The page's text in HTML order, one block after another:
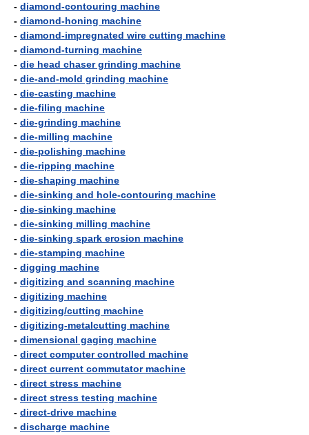
- diamond-contouring machine
- diamond-honing machine
- diamond-impregnated wire cutting machine
- diamond-turning machine
- die head chaser grinding machine
- die-and-mold grinding machine
- die-casting machine
- die-filing machine
- die-grinding machine
- die-milling machine
- die-polishing machine
- die-ripping machine
- die-shaping machine
- die-sinking and hole-contouring machine
- die-sinking machine
- die-sinking milling machine
- die-sinking spark erosion machine
- die-stamping machine
- digging machine
- digitizing and scanning machine
- digitizing machine
- digitizing/cutting machine
- digitizing-metalcutting machine
- dimensional gaging machine
- direct computer controlled machine
- direct current commutator machine
- direct stress machine
- direct stress testing machine
- direct-drive machine
- discharge machine